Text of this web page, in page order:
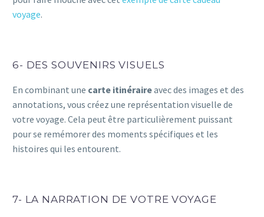
voyage.
6- DES SOUVENIRS VISUELS
En combinant une carte itinéraireavec des images et des
annotations, vous créez une représentation visuelle de
votre voyage. Cela peut être particulièrement puissant
pour se remémorer des moments spécifiques et les
histoires qui les entourent.
7- LA NARRATION DE VOTRE VOYAGE